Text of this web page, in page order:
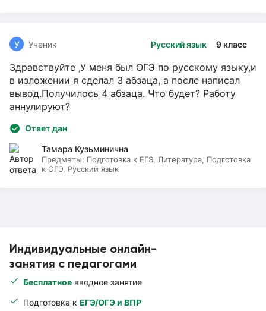
Индивидуальные онлайн-
занятия с педагогами
Бесплатное вводное занятие
Подготовка к ЕГЭ/ОГЭ и ВПР
Русский язык 9 класс
У Ученик
Здравствуйте ,У меня был ОГЭ по русскому языку,и
в изложении я сделал 3 абзаца, а после написал
вывод.Получилось 4 абзаца. Что будет? Работу
аннулируют?
Ответ дан
Тамара Кузьминична
Предметы: Подготовка к ЕГЭ, Литература, Подготовка
к ОГЭ, Русский язык